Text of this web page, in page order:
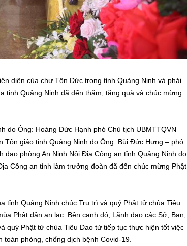
diện của chư Tôn Đức trong tỉnh Quảng Ninh và phái
tỉnh Quảng Ninh đã đến thăm, tặng quà và chúc mừng
do Ông: Hoàng Đức Hạnh phó Chủ tịch UBMTTQVN
giáo tỉnh Quảng Ninh do Ông: Bùi Đức Hưng – phó
đạo phòng An Ninh Nội Địa Công an tỉnh Quảng Ninh do
Công an tỉnh làm trưởng đoàn đã đến chúc mừng Phật
tỉnh Quảng Ninh chúc Trụ trì và quý Phật tử chùa Tiêu
Phật đản an lạc. Bên cạnh đó, Lãnh đạo các Sở, Ban,
quý Phật tử chùa Tiêu Dao tử tiếp tục thực hiện tốt việc
phòng, chống dịch bệnh Covid-19.